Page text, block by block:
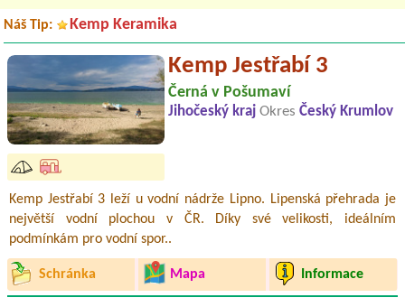
Náš Tip: Kemp Keramika
Kemp Jestřabí 3
Černá v Pošumaví
Jihočeský kraj Okres Český Krumlov
Kemp Jestřabí 3 leží u vodní nádrže Lipno. Lipenská přehrada je
největší vodní plochou v ČR. Díky své velikosti, ideálním
podmínkám pro vodní spor..
Schránka Mapa Informace